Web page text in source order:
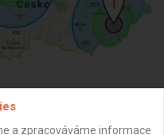
a zpracováváme informace